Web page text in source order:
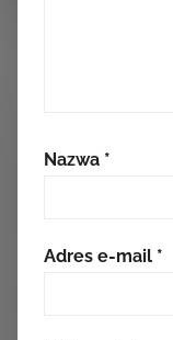
Nazwa *
Adres e-mail *